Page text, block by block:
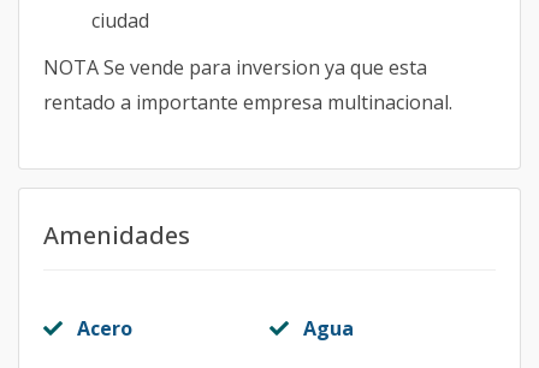
ciudad
NOTA Se vende para inversion ya que esta
rentado a importante empresa multinacional.
Amenidades
Acero Agua